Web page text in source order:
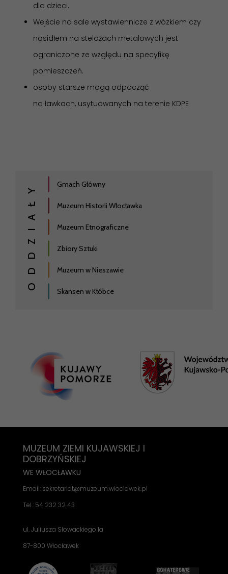
dla dzieci.
Wejście na sale wystawiennicze z wózkiem czy
nosidłem na stelażach metalowych jest
ograniczone ze względu na specyfikę
pomieszczeń.
osoby starsze mogą odpocząć
na ławkach, usytuowanych na terenie KDPE
ODDZIAŁY Gmach Główny
Muzeum Historii Włocławka
Muzeum Etnograficzne
Zbiory Sztuki
Muzeum w Nieszawie
Skansen w Kłóbce
MUZEUM ZIEMI KUJAWSKIEJ I
DOBRZYŃSKIEJ
WE WŁOCŁAWKU
Email: sekretariat@muzeum.wloclawek.pl
Tel.: 54 232 32 43
ul. Juliusza Słowackiego 1a
87-800 Włocławek